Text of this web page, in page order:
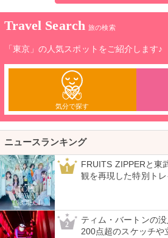
Travel Search 旅の検索
「東京」の人気スポットをご紹介します♪
気分で探す
ニュースランキング
1
FRUITS ZIPPERと東
観を再現した特別トレ
2
ティム・バートンの
200点超のスケッチや